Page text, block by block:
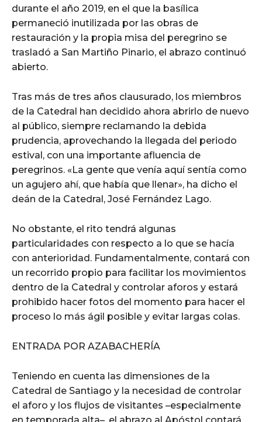
durante el año 2019, en el que la basílica
permaneció inutilizada por las obras de
restauración y la propia misa del peregrino se
trasladó a San Martiño Pinario, el abrazo continuó
abierto.
Tras más de tres años clausurado, los miembros
de la Catedral han decidido ahora abrirlo de nuevo
al público, siempre reclamando la debida
prudencia, aprovechando la llegada del periodo
estival, con una importante afluencia de
peregrinos. «La gente que venía aquí sentía como
un agujero ahí, que había que llenar», ha dicho el
deán de la Catedral, José Fernández Lago.
No obstante, el rito tendrá algunas
particularidades con respecto a lo que se hacía
con anterioridad. Fundamentalmente, contará con
un recorrido propio para facilitar los movimientos
dentro de la Catedral y controlar aforos y estará
prohibido hacer fotos del momento para hacer el
proceso lo más ágil posible y evitar largas colas.
ENTRADA POR AZABACHERÍA
Teniendo en cuenta las dimensiones de la
Catedral de Santiago y la necesidad de controlar
el aforo y los flujos de visitantes –especialmente